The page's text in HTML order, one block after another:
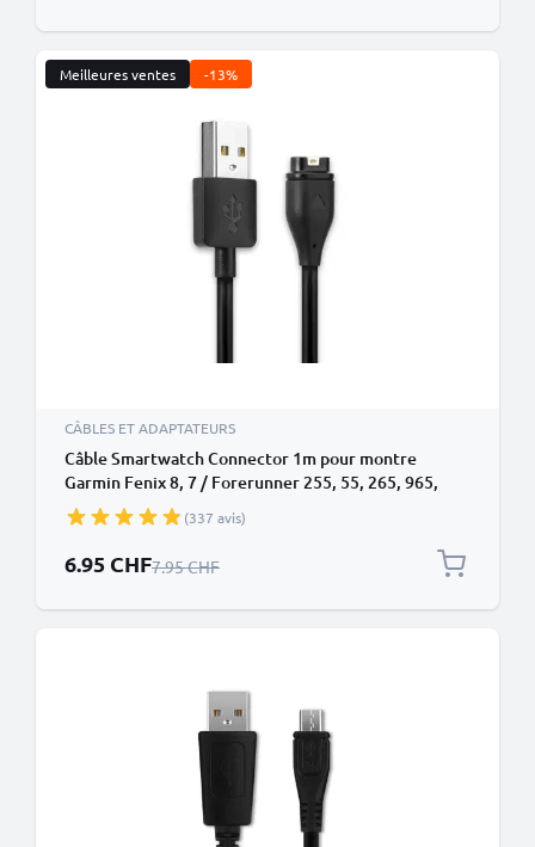
Meilleures ventes -13%
CÂBLES ET ADAPTATEURS
Câble Smartwatch Connector 1m pour montre
Garmin Fenix 8, 7 / Forerunner 255, 55, 265, 965,
165, 955 / Vivoactive 5 / Venu 3, 3S, 2 / Enduro 3 data
et charge 1A PVC noir
(337 avis)
Prix spécial
6.95 CHFPrix normal
7.95 CHF